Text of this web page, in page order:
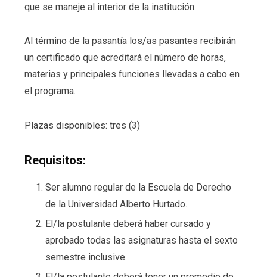
que se maneje al interior de la institución.
Al término de la pasantía los/as pasantes recibirán
un certificado que acreditará el número de horas,
materias y principales funciones llevadas a cabo en
el programa.
Plazas disponibles: tres (3)
Requisitos:
Ser alumno regular de la Escuela de Derecho
de la Universidad Alberto Hurtado.
El/la postulante deberá haber cursado y
aprobado todas las asignaturas hasta el sexto
semestre inclusive.